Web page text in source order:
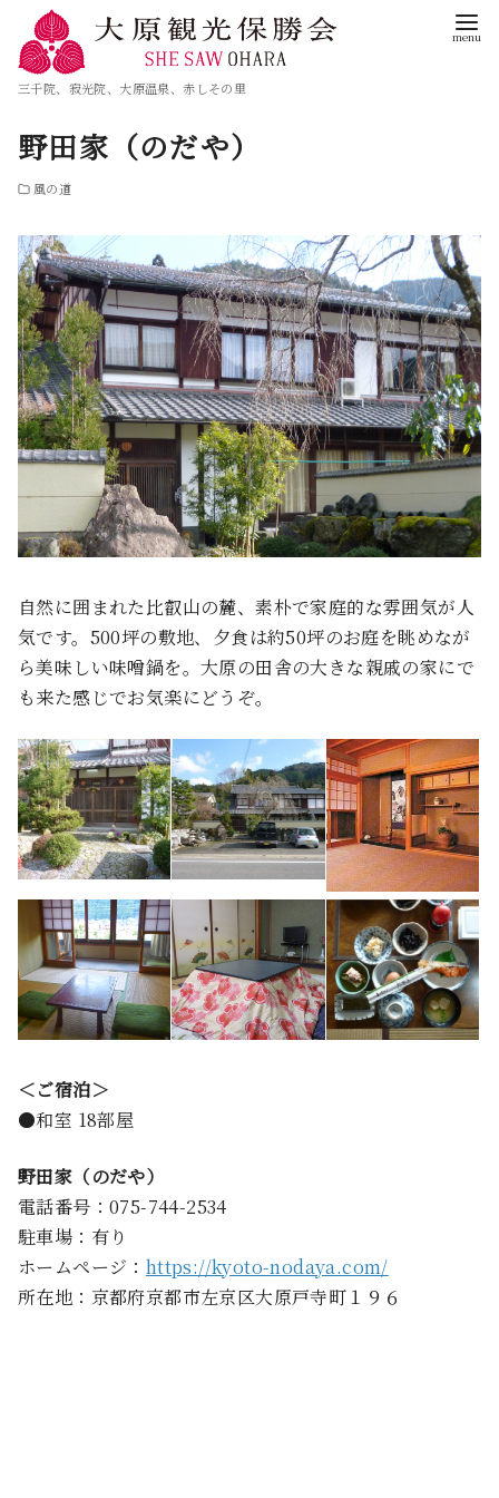
三千院、寂光院、大原温泉、赤しその里
野田家（のだや）
風の道
自然に囲まれた比叡山の麓、素朴で家庭的な雰囲気が人
気です。500坪の敷地、夕食は約50坪のお庭を眺めなが
ら美味しい味噌鍋を。大原の田舎の大きな親戚の家にで
も来た感じでお気楽にどうぞ。
＜ご宿泊＞
●和室 18部屋
野田家（のだや）
電話番号：075-744-2534
駐車場：有り
ホームページ： https://kyoto-nodaya.com/
所在地：京都府京都市左京区大原戸寺町１９６